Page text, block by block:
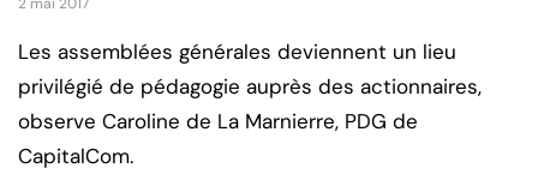
2 mai 2017
Les assemblées générales deviennent un lieu
privilégié de pédagogie auprès des actionnaires,
observe Caroline de La Marnierre, PDG de
CapitalCom.